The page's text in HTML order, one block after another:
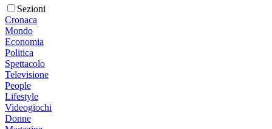
Sezioni
Cronaca
Mondo
Economia
Politica
Spettacolo
Televisione
People
Lifestyle
Videogiochi
Donne